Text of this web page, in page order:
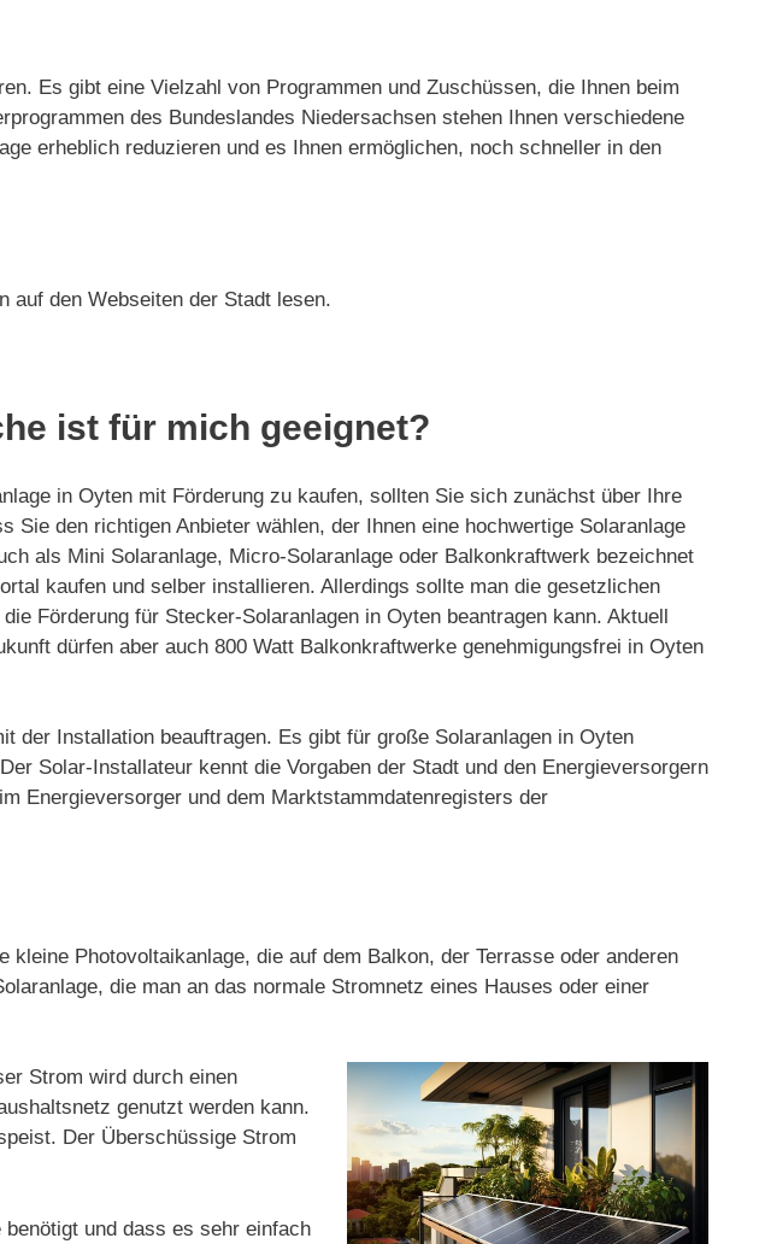
Es gibt eine Vielzahl von Programmen und Zuschüssen, die Ihnen beim
des Bundeslandes Niedersachsen stehen Ihnen verschiedene
erheblich reduzieren und es Ihnen ermöglichen, noch schneller in den
auf den Webseiten der Stadt lesen.
ist für mich geeignet?
in Oyten mit Förderung zu kaufen, sollten Sie sich zunächst über Ihre
Sie den richtigen Anbieter wählen, der Ihnen eine hochwertige Solaranlage
als Mini Solaranlage, Micro-Solaranlage oder Balkonkraftwerk bezeichnet
kaufen und selber installieren. Allerdings sollte man die gesetzlichen
Förderung für Stecker-Solaranlagen in Oyten beantragen kann. Aktuell
dürfen aber auch 800 Watt Balkonkraftwerke genehmigungsfrei in Oyten
der Installation beauftragen. Es gibt für große Solaranlagen in Oyten
Solar-Installateur kennt die Vorgaben der Stadt und den Energieversorgern
Energieversorger und dem Marktstammdatenregisters der
Photovoltaikanlage, die auf dem Balkon, der Terrasse oder anderen
die man an das normale Stromnetz eines Hauses oder einer
Strom wird durch einen
genutzt werden kann.
Der Überschüssige Strom
und dass es sehr einfach